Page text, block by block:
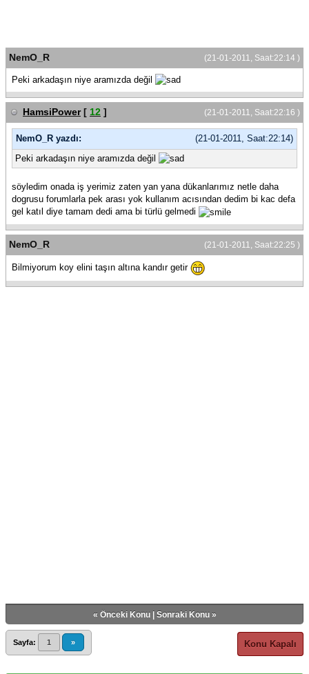
(21-01-2011, Saat:22:14 )
NemO_R
Peki arkadaşın niye aramızda değil
(21-01-2011, Saat:22:16 )
HamsiPower [ 12 ]
(21-01-2011, Saat:22:14)
NemO_R yazdı:
Peki arkadaşın niye aramızda değil
söyledim onada iş yerimiz zaten yan yana dükanlarımız netle daha
dogrusu forumlarla pek arası yok kullanım acısından dedim bi kac defa
gel katıl diye tamam dedi ama bi türlü gelmedi
(21-01-2011, Saat:22:25 )
NemO_R
Bilmiyorum koy elini taşın altına kandır getir
« Önceki Konu| Sonraki Konu»
Sayfa: 1 » Konu Kapalı